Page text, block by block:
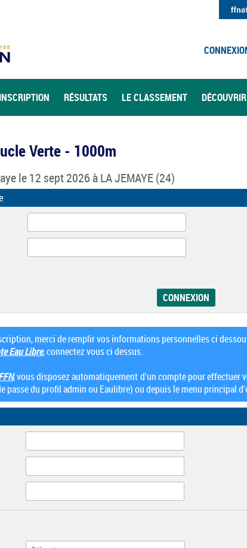
RÉSULTATS LE CLASSEMENT
Verte - 1000m
le 12 sept 2026 àLA JEMAYE(24)
merci de remplir vos informations personnelles ci
Eau Libre, connectez vous ci dessus.
, vous disposez automatiquement d'un compte pour
passe du profil admin ou Eaulibre) ou depuis le menu principal